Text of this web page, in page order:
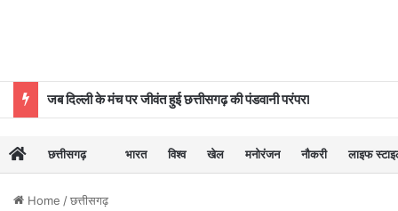
जब दिल्ली के मंच पर जीवंत हुई छत्तीसगढ़ की पंडवानी परंपरा
छत्तीसगढ़ भारत विश्व खेल मनोरंजन नौकरी लाइफ
Home /छत्तीसगढ़